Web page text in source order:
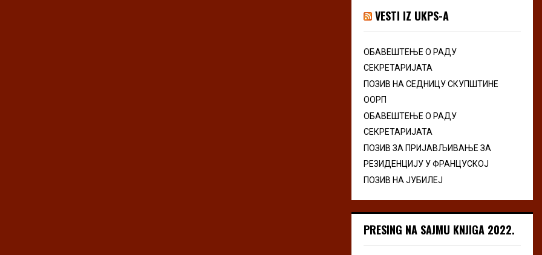
VESTI IZ UKPS-A
ОБАВЕШТЕЊЕ О РАДУ
СЕКРЕТАРИЈАТА
ПОЗИВ НА СЕДНИЦУ СКУПШТИНЕ
ООРП
ОБАВЕШТЕЊЕ О РАДУ
СЕКРЕТАРИЈАТА
ПОЗИВ ЗА ПРИЈАВЉИВАЊЕ ЗА
РЕЗИДЕНЦИЈУ У ФРАНЦУСКОЈ
ПОЗИВ НА ЈУБИЛЕЈ
PRESING NA SAJMU KNJIGA 2022.